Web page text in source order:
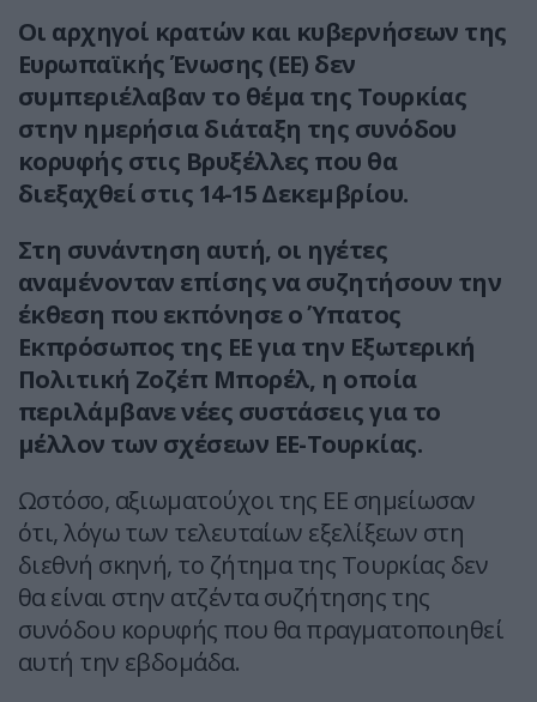
Οι αρχηγοί κρατών και κυβερνήσεων της
Ευρωπαϊκής Ένωσης (ΕΕ) δεν
συμπεριέλαβαν το θέμα της Τουρκίας
στην ημερήσια διάταξη της συνόδου
κορυφής στις Βρυξέλλες που θα
διεξαχθεί στις 14-15 Δεκεμβρίου.
Στη συνάντηση αυτή, οι ηγέτες
αναμένονταν επίσης να συζητήσουν την
έκθεση που εκπόνησε ο Ύπατος
Εκπρόσωπος της ΕΕ για την Εξωτερική
Πολιτική Ζοζέπ Μπορέλ, η οποία
περιλάμβανε νέες συστάσεις για το
μέλλον των σχέσεων ΕΕ-Τουρκίας.
Ωστόσο, αξιωματούχοι της ΕΕ σημείωσαν
ότι, λόγω των τελευταίων εξελίξεων στη
διεθνή σκηνή, το ζήτημα της Τουρκίας δεν
θα είναι στην ατζέντα συζήτησης της
συνόδου κορυφής που θα πραγματοποιηθεί
αυτή την εβδομάδα.